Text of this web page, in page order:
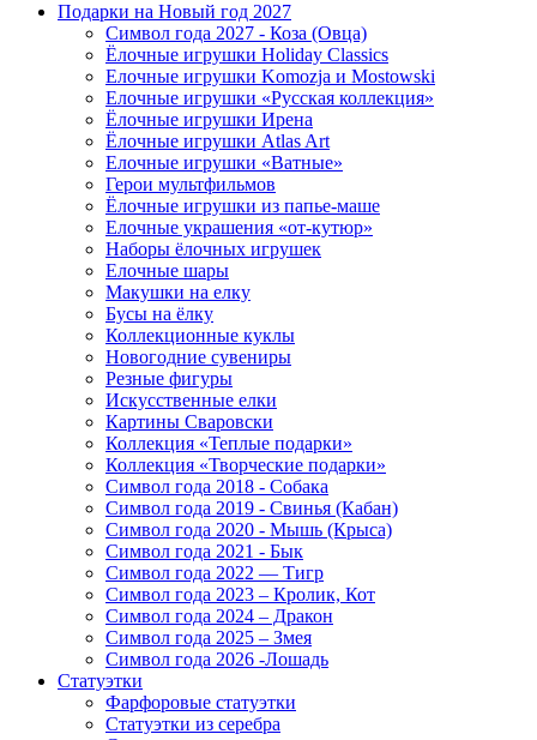
Подарки на Новый год 2027
Символ года 2027 - Коза (Овца)
Ёлочные игрушки Holiday Classics
Елочные игрушки Komozja и Mostowski
Елочные игрушки «Русская коллекция»
Ёлочные игрушки Ирена
Ёлочные игрушки Atlas Art
Елочные игрушки «Ватные»
Герои мультфильмов
Ёлочные игрушки из папье-маше
Елочные украшения «от-кутюр»
Наборы ёлочных игрушек
Елочные шары
Макушки на елку
Бусы на ёлку
Коллекционные куклы
Новогодние сувениры
Резные фигуры
Искусственные елки
Картины Сваровски
Коллекция «Теплые подарки»
Коллекция «Творческие подарки»
Символ года 2018 - Собака
Символ года 2019 - Свинья (Кабан)
Символ года 2020 - Мышь (Крыса)
Символ года 2021 - Бык
Символ года 2022 — Тигр
Символ года 2023 – Кролик, Кот
Символ года 2024 – Дракон
Символ года 2025 – Змея
Символ года 2026 -Лошадь
Статуэтки
Фарфоровые статуэтки
Статуэтки из серебра